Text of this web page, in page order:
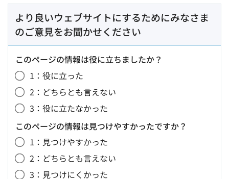
より良いウェブサイトにするためにみなさま
のご意見をお聞かせください
このページの情報は役に立ちましたか？
1：役に立った
2：どちらとも言えない
3：役に立たなかった
このページの情報は見つけやすかったですか？
1：見つけやすかった
2：どちらとも言えない
3：見つけにくかった